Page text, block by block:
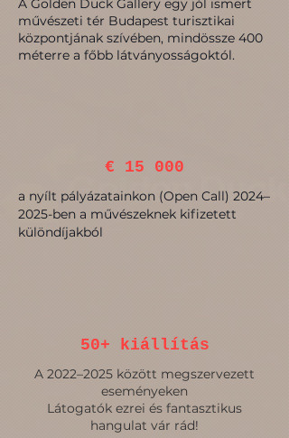
A Golden Duck Gallery egy jól ismert
művészeti tér Budapest turisztikai
központjának szívében, mindössze 400
méterre a főbb látványosságoktól.
€ 15 000
a nyílt pályázatainkon (Open Call) 2024–
2025-ben a művészeknek kifizetett
különdíjakból
50+ kiállítás
A 2022–2025 között megszervezett
eseményeken
Látogatók ezrei és fantasztikus
hangulat vár rád!